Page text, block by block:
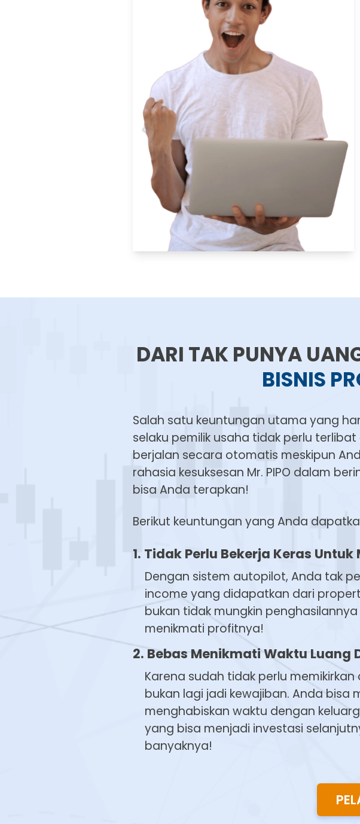
DARI TAK PUNYA
BISNIS
Salah satu keuntungan utama yang
selaku pemilik usaha tidak perlu
berjalan secara otomatis meskipun
rahasia kesuksesan Mr. PIPO dalam
bisa Anda terapkan!
Berikut keuntungan yang Anda
1. Tidak Perlu Bekerja Keras
Dengan sistem autopilot, Anda tak
income yang didapatkan dari
bukan tidak mungkin
menikmati profitnya!
2. Bebas Menikmati Waktu Luang
Karena sudah tidak perlu
bukan lagi jadi kewajiban. Anda bisa
menghabiskan waktu dengan
yang bisa menjadi investasi
banyaknya!